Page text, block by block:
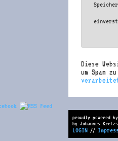
Diese
um Spam
proudly powered
by Johannes
LOGIN //